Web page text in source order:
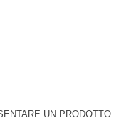
UN PRODOTTO